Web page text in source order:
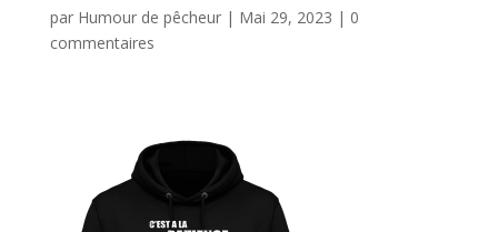
par Humour de pêcheur| Mai 29, 2023 | 0
commentaires